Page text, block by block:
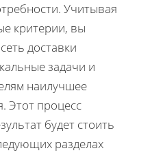
Учитывая
критерии, вы
доставки
задачи и
наилучшее
Этот процесс
будет стоить
разделах